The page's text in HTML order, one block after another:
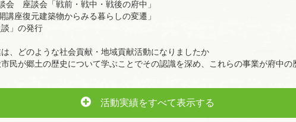
座談会「戦前・戦中・戦後の府中」
座復元建築物からみる暮らしの変遷」
」の発行
は、どのような社会貢献・地域貢献活動になりましたか
民が郷土の歴史について学ぶことでその認識を深め、これらの事業が府中
活動実績をすべて表示する